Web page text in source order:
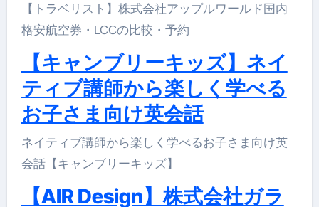
【トラベリスト】株式会社アップルワールド国内
格安航空券・LCCの比較・予約
【キャンブリーキッズ】ネイ
ティブ講師から楽しく学べる
お子さま向け英会話
ネイティブ講師から楽しく学べるお子さま向け英
会話【キャンブリーキッズ】
【AIR Design】株式会社ガラ